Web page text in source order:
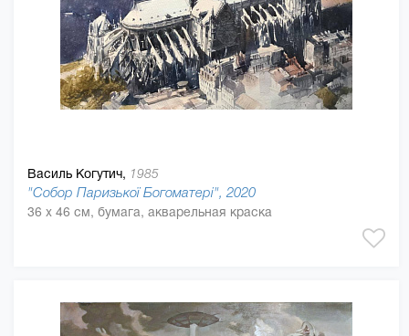
Василь Когутич, 1985
"Собор Паризької Богоматері", 2020
36 x 46 см, бумага, акварельная краска